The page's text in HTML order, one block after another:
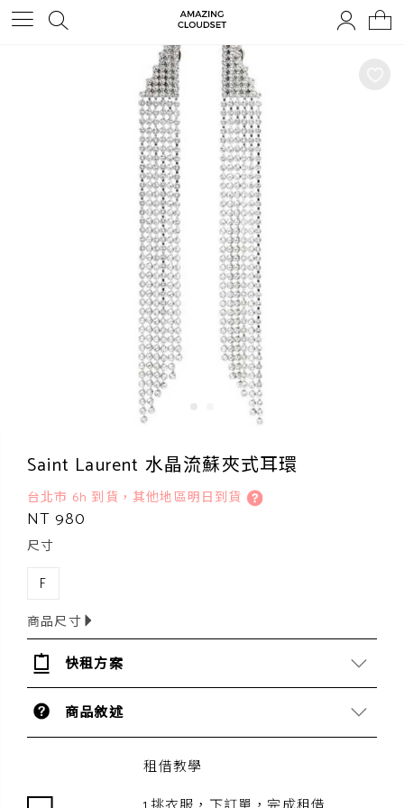
Saint Laurent 水晶流蘇夾式耳環
台北市 6h 到貨，其他地區明日到貨
NT 980
尺寸
F
商品尺寸
快租方案
商品敘述
租借教學